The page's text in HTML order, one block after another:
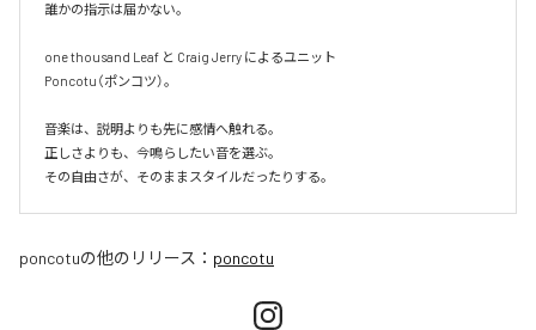
誰かの指示は届かない。
one thousand Leaf と Craig Jerry によるユニット
Poncotu（ポンコツ）。
音楽は、説明よりも先に感情へ触れる。
正しさよりも、今鳴らしたい音を選ぶ。
その自由さが、そのままスタイルだったりする。
poncotuの他のリリース： poncotu